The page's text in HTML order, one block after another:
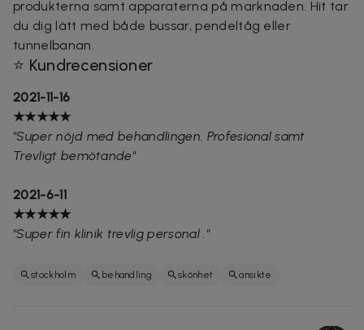
produkterna samt apparaterna på marknaden. Hit tar
du dig lätt med både bussar, pendeltåg eller
tunnelbanan.
⭐ Kundrecensioner
2021-11-16
★★★★★
"Super nöjd med behandlingen. Profesional samt
Trevligt bemötande"
2021-6-11
★★★★★
"Super fin klinik trevlig personal ."
stockholm behandling skönhet ansikte